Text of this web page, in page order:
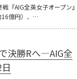
『AIG全英女子オープン』
16億円）、…
決勝Rへ―AIG全